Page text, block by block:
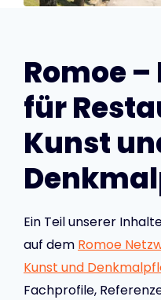
Romoe
für
Kunst
Ein Teil unserer
auf dem Romoe
Kunst und
Fachprofile,